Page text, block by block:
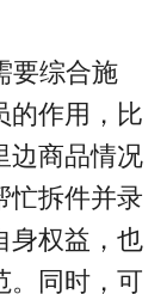
要综合施
的作用，比
边商品情况
忙拆件并录
身权益，也
。同时，可